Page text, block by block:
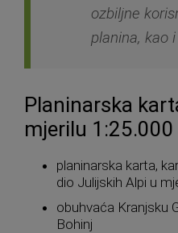
ozbiljne
planina, kao
Planinarska
mjerilu 1:25.000
planinarska karta,
dio Julijskih Alpi u
obuhvaća Kranjsku
Bohinj